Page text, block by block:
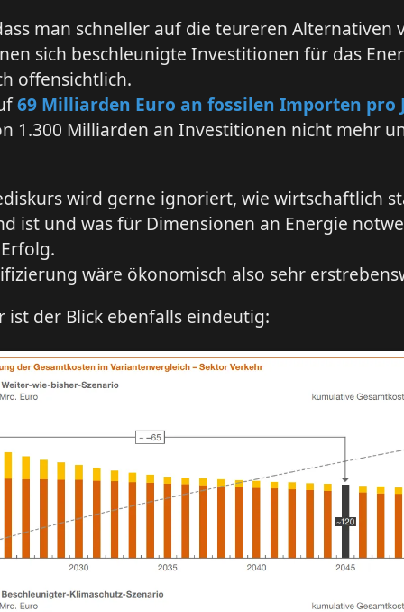
man schneller auf die teureren Alternativen
sich beschleunigte Investitionen für das
offensichtlich.
69 Milliarden Euro an fossilen Importen pro
1.300 Milliarden an Investitionen nicht mehr
wird gerne ignoriert, wie wirtschaftlich
ist und was für Dimensionen an Energie
wäre ökonomisch also sehr
ist der Blick ebenfalls eindeutig: